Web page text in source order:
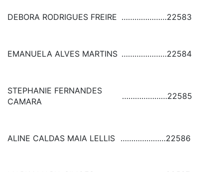
DEBORA RODRIGUES FREIRE …………………22583
EMANUELA ALVES MARTINS …………………22584
STEPHANIE FERNANDES
CAMARA
…………………22585
ALINE CALDAS MAIA LELLIS …………………22586